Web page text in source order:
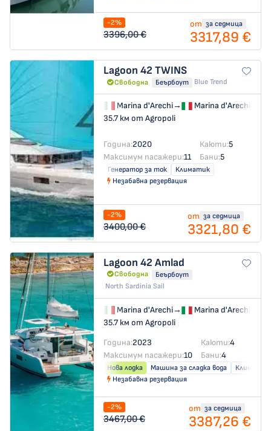
-2%
3396,00 €
от за седмица
3317,89 €
Lagoon 42 TWINS
Свободна Беърбоут Blue Trend
Marina d'Arechi→
Marina d'Arechi
35.7 км от Agropoli
Година:2020 Каюти:5
Максимум пасажери:11 Бани:5
Генератор за ток
Климатик
Незабавна резервация
-2%
3400,00 €
от за седмица
3321,80 €
Lagoon 42 Amlad
Свободна
Беърбоут
North Sardinia Sail
Marina d'Arechi→
Marina d'Arechi
35.7 км от Agropoli
Година:2023 Каюти:4
Максимум пасажери:10 Бани:4
Нова лодка Машина за сладка вода
Климатик
Незабавна резервация
-2%
3467,00 €
от за седмица
3387,26 €